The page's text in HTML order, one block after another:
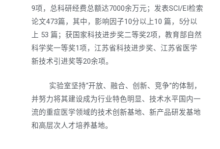
9项，总科研经费总额达7000余万元；发表SCI/EI检索
论文473篇，其中，影响因子10分以上10 篇，5分以
上 53 篇；获国家科技进步奖二等奖2项，教育部自然
科学奖一等奖1项，江苏省科技进步奖、江苏省医学
新技术引进奖等20余项。
实验室坚持“开放、融合、创新、竞争”的体制，
并努力将其建设成为行业特色明显、技术水平国内一
流的重症医学领域的技术创新基地、新产品研发基地
和高层次人才培养基地。